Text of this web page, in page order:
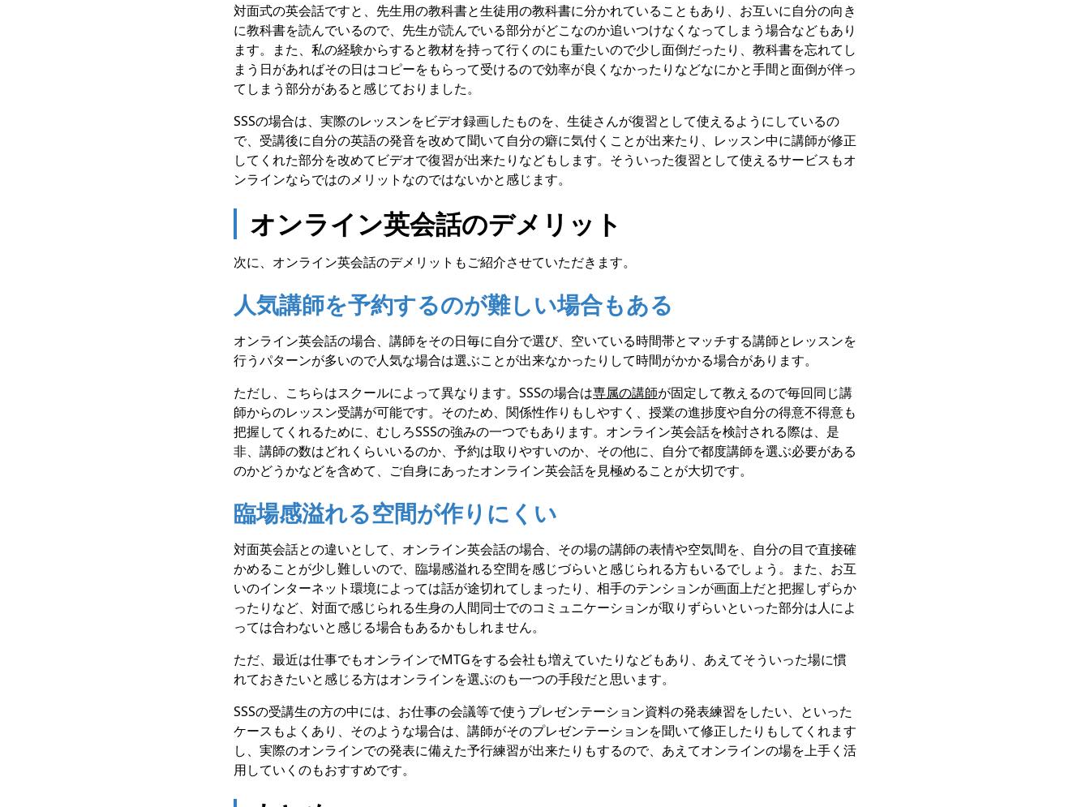
対面式の英会話ですと、先生用の教科書と生徒用の教科書に分かれていることもあり、お互いに自分の向き
に教科書を読んでいるので、先生が読んでいる部分がどこなのか追いつけなくなってしまう場合などもあり
ます。また、私の経験からすると教材を持って行くのにも重たいので少し面倒だったり、教科書を忘れてし
まう日があればその日はコピーをもらって受けるので効率が良くなかったりなどなにかと手間と面倒が伴っ
てしまう部分があると感じておりました。
SSSの場合は、実際のレッスンをビデオ録画したものを、生徒さんが復習として使えるようにしているの
で、受講後に自分の英語の発音を改めて聞いて自分の癖に気付くことが出来たり、レッスン中に講師が修正
してくれた部分を改めてビデオで復習が出来たりなどもします。そういった復習として使えるサービスもオ
ンラインならではのメリットなのではないかと感じます。
オンライン英会話のデメリット
次に、オンライン英会話のデメリットもご紹介させていただきます。
人気講師を予約するのが難しい場合もある
オンライン英会話の場合、講師をその日毎に自分で選び、空いている時間帯とマッチする講師とレッスンを
行うパターンが多いので人気な場合は選ぶことが出来なかったりして時間がかかる場合があります。
ただし、こちらはスクールによって異なります。SSSの場合は専属の講師が固定して教えるので毎回同じ講
師からのレッスン受講が可能です。そのため、関係性作りもしやすく、授業の進捗度や自分の得意不得意も
把握してくれるために、むしろSSSの強みの一つでもあります。オンライン英会話を検討される際は、是
非、講師の数はどれくらいいるのか、予約は取りやすいのか、その他に、自分で都度講師を選ぶ必要がある
のかどうかなどを含めて、ご自身にあったオンライン英会話を見極めることが大切です。
臨場感溢れる空間が作りにくい
対面英会話との違いとして、オンライン英会話の場合、その場の講師の表情や空気間を、自分の目で直接確
かめることが少し難しいので、臨場感溢れる空間を感じづらいと感じられる方もいるでしょう。また、お互
いのインターネット環境によっては話が途切れてしまったり、相手のテンションが画面上だと把握しずらか
ったりなど、対面で感じられる生身の人間同士でのコミュニケーションが取りずらいといった部分は人によ
っては合わないと感じる場合もあるかもしれません。
ただ、最近は仕事でもオンラインでMTGをする会社も増えていたりなどもあり、あえてそういった場に慣
れておきたいと感じる方はオンラインを選ぶのも一つの手段だと思います。
SSSの受講生の方の中には、お仕事の会議等で使うプレゼンテーション資料の発表練習をしたい、といった
ケースもよくあり、そのような場合は、講師がそのプレゼンテーションを聞いて修正したりもしてくれます
し、実際のオンラインでの発表に備えた予行練習が出来たりもするので、あえてオンラインの場を上手く活
用していくのもおすすめです。